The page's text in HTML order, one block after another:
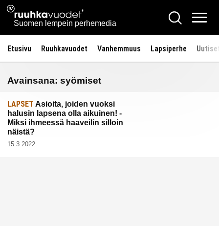
Siirry
sisältöön
Ruuhkavuodet.fi
Suomen lempein perhemedia
Hae
Etusivu Ruuhkavuodet Vanhemmuus Lapsiperhe
Avainsana: syömiset
LAPSET Asioita, joiden vuoksi
halusin lapsena olla aikuinen! -
Miksi ihmeessä haaveilin silloin
näistä?
15.3.2022